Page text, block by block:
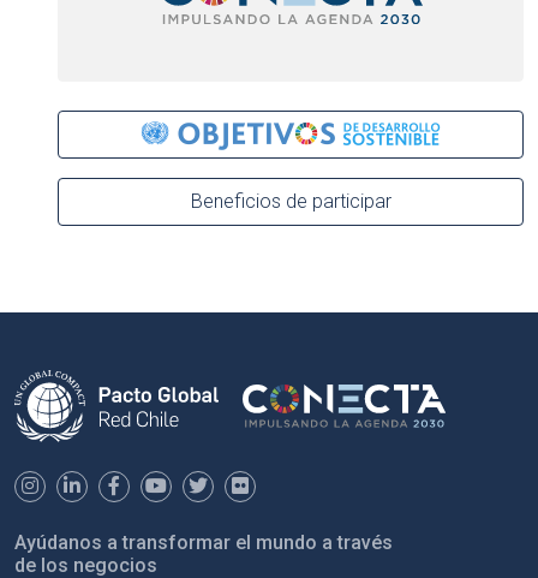
Beneficios de participar
Ayúdanos a transformar el mundo a través
de los negocios